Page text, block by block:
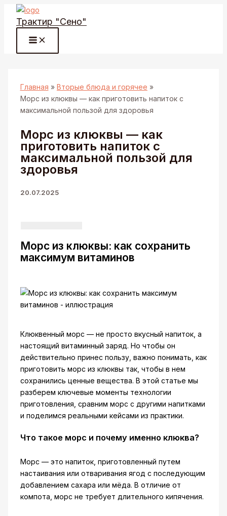
Перейти
Трактир "Сено"
Главная
Вторые блюда и горячее
Морс из клюквы — как приготовить напиток с
максимальной пользой для здоровья
Морс из клюквы — как
приготовить напиток с
максимальной пользой для
здоровья
20.07.2025
Морс из клюквы: как сохранить
максимум витаминов
Клюквенный морс — не просто вкусный напиток, а
настоящий витаминный заряд. Но чтобы он
действительно принес пользу, важно понимать, как
приготовить морс из клюквы так, чтобы в нем
сохранились ценные вещества. В этой статье мы
разберем ключевые моменты технологии
приготовления, сравним морс с другими напитками
и поделимся реальными кейсами из практики.
Что такое морс и почему именно клюква?
Морс — это напиток, приготовленный путем
настаивания или отваривания ягод с последующим
добавлением сахара или мёда. В отличие от
компота, морс не требует длительного кипячения.